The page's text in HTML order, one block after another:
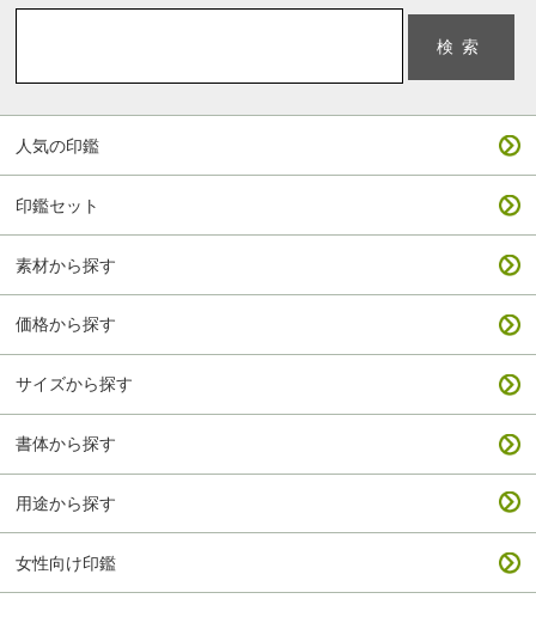
人気の印鑑
印鑑セット
素材から探す
価格から探す
サイズから探す
書体から探す
用途から探す
女性向け印鑑